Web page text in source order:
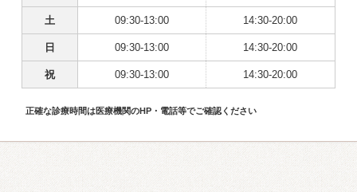
土 09:30-13:00 14:30-20:00
日 09:30-13:00 14:30-20:00
祝 09:30-13:00 14:30-20:00
正確な診療時間は医療機関のHP・電話等でご確認ください